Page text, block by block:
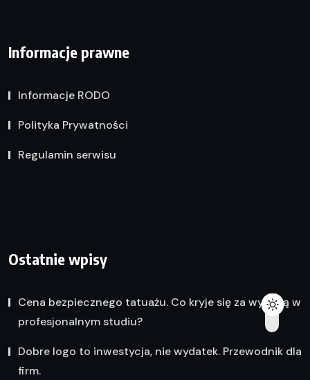
Informacje prawne
Informacje RODO
Polityka Prywatności
Regulamin serwisu
Ostatnie wpisy
Cena bezpiecznego tatuażu. Co kryje się za wyceną w
profesjonalnym studiu?
Dobre logo to inwestycja, nie wydatek. Przewodnik dla
firm.